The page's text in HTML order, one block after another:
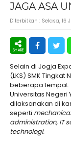
JAGA ASA
Diterbitkan : Selasa, 16
Selain di Jogja
(LKS) SMK Tingkat
beberapa tempat.
Universitas Negeri
dilaksanakan di
seperti
administration, IT
technologi.